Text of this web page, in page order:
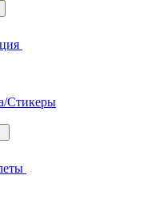
Стикеры